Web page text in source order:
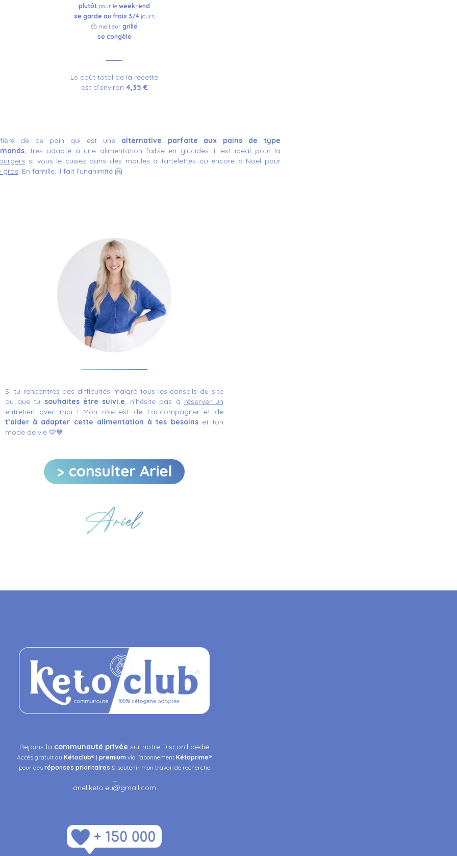
plutôt pour le week-end
se garde au frais 3/4 jours
🫠 meilleur grillé
se congèle
Le coût total de la recette
est d’environ 4,35 €.
de ce pain qui est une alternative parfaite aux pains de type
, très adapté à une alimentation faible en glucides. Il est idéal pour la
si vous le cuisez dans des moules à tartelettes ou encore à Noël pour
gras. En famille, il fait l'unanimité 🤗
Si tu rencontres des difficultés malgré tous les conseils du site
ou que tu souhaites être suivi.e, n’hésite pas à réserver un
entretien avec moi
! Mon rôle est de t’accompagner et de
t’aider à adapter cette alimentation à tes besoins et ton
mode de vie 🩵💙
Rejoins la communauté privée sur notre Discord dédié
Accès gratuit au Kétoclub® | premium via l'abonnement Kétoprime®
pour des réponses prioritaires & soutenir mon travail de recherche
ariel.keto.eu@gmail.com